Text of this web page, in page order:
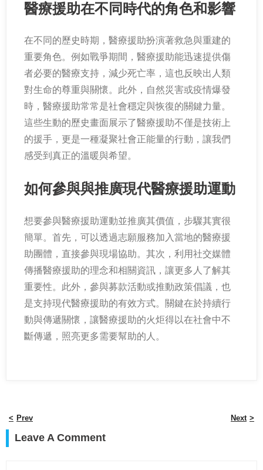
醫療援助在不同時代的角色和影響
在不同的歷史時期，醫療援助扮演著救急與重建的
重要角色。例如戰爭期間，醫療援助能迅速提供傷
者必要的醫療支持，減少死亡率，這也反映出人類
對生命的尊重與關懷。此外，自然災害或疫情爆發
時，醫療援助常常是社會穩定與恢復的關鍵力量。
這些生動的歷史畫面展示了醫療援助不僅是技術上
的援手，更是一種凝聚社會正能量的行動，讓我們
感受到真正的溫暖與希望。
如何參與與推廣現代醫療援助運動
想要參與醫療援助運動並推廣其價值，步驟其實很
簡單。首先，可以透過志願服務加入當地的醫療援
助團體，直接參與現場協助。其次，利用社交媒體
傳播醫療援助的理念和相關資訊，讓更多人了解其
重要性。此外，參與募款活動或推動政策倡議，也
是支持現代醫療援助的有效方式。關鍵在於持續行
動與傳遞關懷，讓醫療援助的火炬得以在社會中不
斷傳遞，照亮更多需要幫助的人。
Prev Next
Leave A Comment